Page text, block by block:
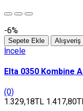
-6%
Sepete Ekle
İncele
Elta 0350 Kombine
(0)
1.329,18TL